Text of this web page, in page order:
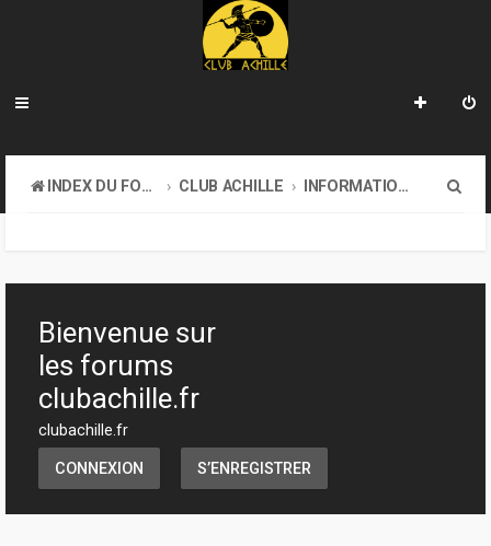
INDEX DU FORUM CLUB ACHILLE INFORMATIONS GÉNÉRALES
h
Bienvenue sur
les forums
clubachille.fr
clubachille.fr
CONNEXION S’ENREGISTRER